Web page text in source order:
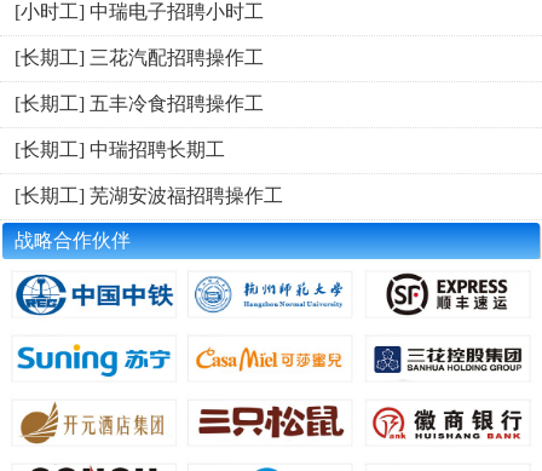
[小时工] 中瑞电子招聘小时工
[长期工] 三花汽配招聘操作工
[长期工] 五丰冷食招聘操作工
[长期工] 中瑞招聘长期工
[长期工] 芜湖安波福招聘操作工
战略合作伙伴